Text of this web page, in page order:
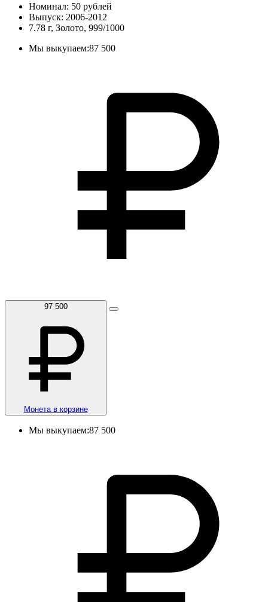
Номинал: 50 рублей
Выпуск: 2006-2012
7.78 г, Золото, 999/1000
Мы выкупаем:87 500
97 500
Монета в корзине
Мы выкупаем:87 500